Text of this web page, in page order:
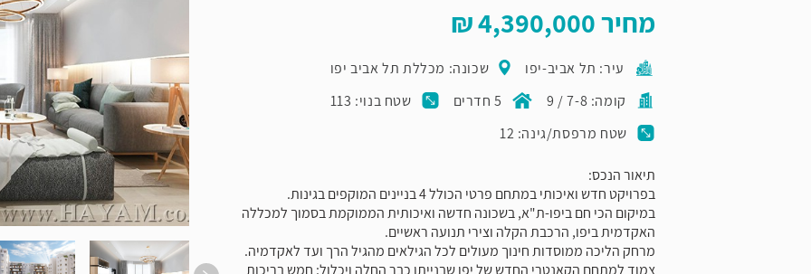
מחיר4,390,000
עיר: תל אביב-יפו
שכונה: מכללת תל אביב יפו
קומה: 7-8 / 9
5 חדרים
שטח בנוי: 113
שטח מרפסת/גינה: 12
תיאור הנכס:
בפרויקט חדש ואיכותי במתחם פרטי הכולל 4 בניינים המוקפים בגינות.
במיקום הכי חם ביפו-ת"א, בשכונה חדשה ואיכותית הממוקמת בסמוך למכללה
האקדמית ביפו, הרכבת הקלה וצירי תנועה ראשיים.
מרחק הליכה ממוסדות חינוך מעולים לכל הגילאים מהגיל הרך ועד לאקדמיה.
צמוד למתחם הקאנטרי החדש של יפו שבנייתו כבר החלה ויכלול: חמש בריכות